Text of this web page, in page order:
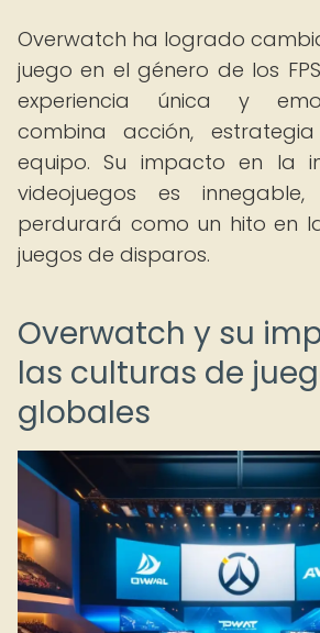
Overwatch ha logrado
juego en el género de los
experiencia única y
combina acción,
equipo. Su impacto en la
videojuegos es
perdurará como un hito en
juegos de disparos.
Overwatch y su
las culturas de
globales